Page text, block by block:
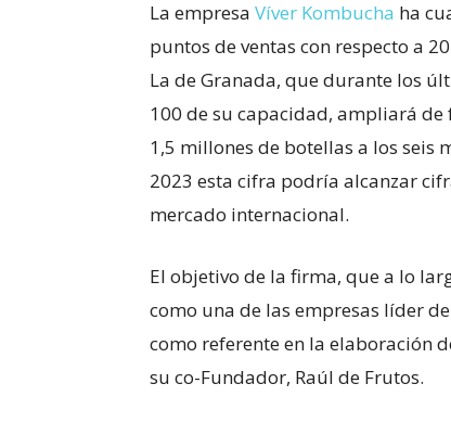
La empresa Víver Kombucha ha
puntos de ventas con respecto a
La de Granada, que durante los
100 de su capacidad, ampliará
1,5 millones de botellas a los seis
2023 esta cifra podría alcanzar
mercado internacional.
El objetivo de la firma, que a lo
como una de las empresas líder
como referente en la elaboración
su co-Fundador, Raúl de Frutos.